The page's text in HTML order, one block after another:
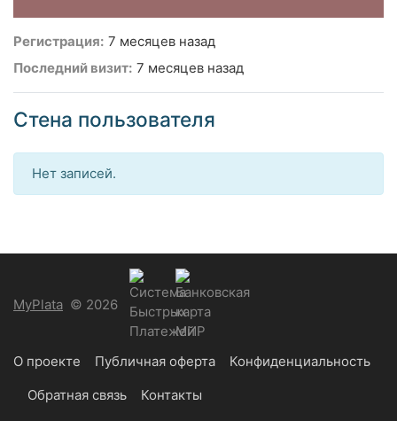
Регистрация: 7 месяцев назад
Последний визит: 7 месяцев назад
Стена пользователя
Нет записей.
MyPlata © 2026
О проекте Публичная оферта
Конфиденциальность
Обратная связь
Контакты